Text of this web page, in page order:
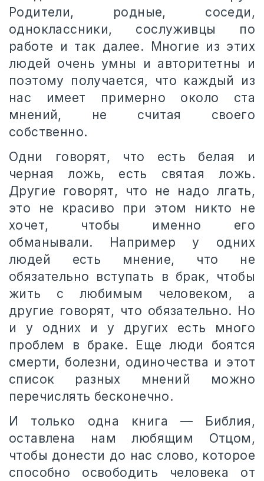
Родители, родные, соседи,
одноклассники, сослуживцы по
работе и так далее. Многие из этих
людей очень умны и авторитетны и
поэтому получается, что каждый из
нас имеет примерно около ста
мнений, не считая своего
собственно.
Одни говорят, что есть белая и
черная ложь, есть святая ложь.
Другие говорят, что не надо лгать,
это не красиво при этом никто не
хочет, чтобы именно его
обманывали. Например у одних
людей есть мнение, что не
обязательно вступать в брак, чтобы
жить с любимым человеком, а
другие говорят, что обязательно. Но
и у одних и у других есть много
проблем в браке. Еще люди боятся
смерти, болезни, одиночества и этот
список разных мнений можно
перечислять бесконечно.
И только одна книга — Библия,
оставлена нам любящим Отцом,
чтобы донести до нас слово, которое
способно освободить человека от